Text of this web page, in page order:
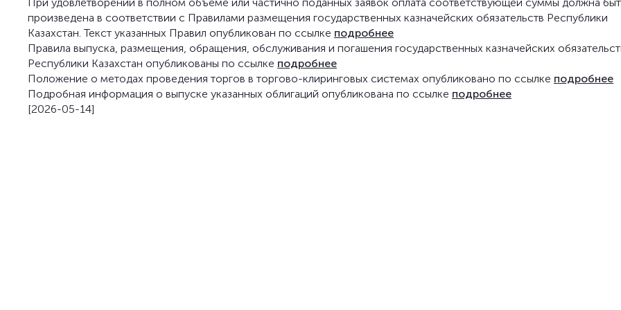
произведена в соответствии с Правилами размещения государственных казначейских обязательств Республики
Казахстан. Текст указанных Правил опубликован по ссылке подробнее
Правила выпуска, размещения, обращения, обслуживания и погашения государственных казначейских
Республики Казахстан опубликованы по ссылке подробнее
Положение о методах проведения торгов в торгово-клиринговых системах опубликовано по ссылке подробнее
Подробная информация о выпуске указанных облигаций опубликована по ссылке подробнее
[2026-05-14]